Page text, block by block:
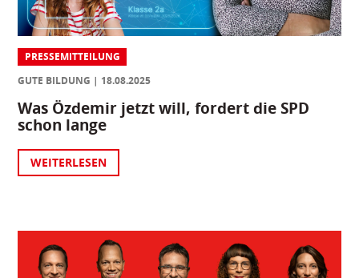
PRESSEMITTEILUNG
GUTE BILDUNG
18.08.2025
Was Özdemir jetzt will, fordert die SPD
schon lange
WEITERLESEN